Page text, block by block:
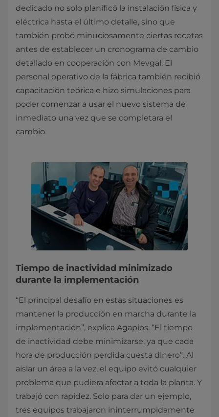
dedicado no solo planificó la instalación física y
eléctrica hasta el último detalle, sino que
también probó minuciosamente ciertas recetas
antes de establecer un cronograma de cambio
detallado en cooperación con Mevgal. El
personal operativo de la fábrica también recibió
capacitación teórica e hizo simulaciones para
poder comenzar a usar el nuevo sistema de
inmediato una vez que se completara el
cambio.
Tiempo de inactividad minimizado
durante la implementación
“El principal desafío en estas situaciones es
mantener la producción en marcha durante la
implementación”, explica Agapios. “El tiempo
de inactividad debe minimizarse, ya que cada
hora de producción perdida cuesta dinero”. Al
aislar un área a la vez, el equipo evitó cualquier
problema que pudiera afectar a toda la planta. Y
trabajó con rapidez. Solo para dar un ejemplo,
tres equipos trabajaron ininterrumpidamente